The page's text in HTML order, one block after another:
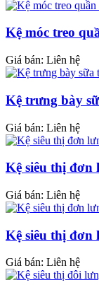
Kệ móc treo
Giá bán: Liên hệ
Kệ trưng bày
Giá bán: Liên hệ
Kệ siêu thị
Giá bán: Liên hệ
Kệ siêu thị
Giá bán: Liên hệ